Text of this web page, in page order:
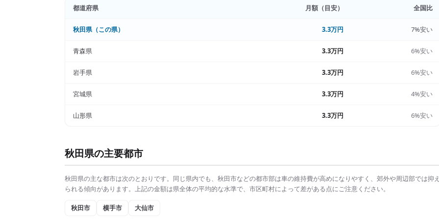
都道府県 月額（目安） 全国比
秋田県（この県） 3.3万円 7%安い
青森県 3.3万円 6%安い
岩手県 3.3万円 6%安い
宮城県 3.3万円 4%安い
山形県 3.3万円 6%安い
秋田県の主要都市
秋田県の主な都市は次のとおりです。同じ県内でも、 秋田市などの都市部は車の維持費が高めになりやすく、郊外や周辺部では抑
られる傾向があります。上記の金額は県全体の平均的な水準で、市区町村によって差がある点にご注意ください。
秋田市 横手市 大仙市